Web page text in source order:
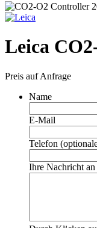
Leica
Preis auf Anfrage
Name
E-Mail
Telefon
Ihre Nachricht